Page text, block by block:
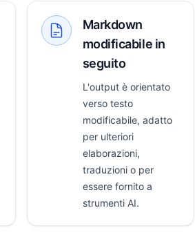
Markdown
modificabile in
seguito
L'output è orientato
verso testo
modificabile, adatto
per ulteriori
elaborazioni,
traduzioni o per
essere fornito a
strumenti AI.